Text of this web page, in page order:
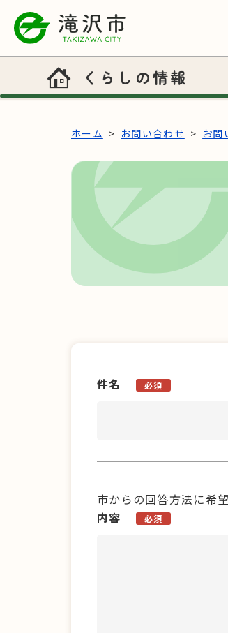
本文へスキップ
くらしの情報
ホーム お問い合わせ お問
件名 必須
市からの回答方法に希
内容
必須